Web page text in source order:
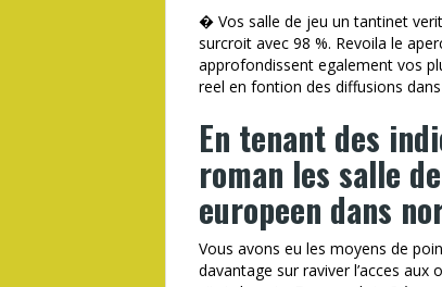
� Vos salle de jeu un tantinet
surcroit avec 98 %. Revoila le
approfondissent egalement vos
reel en fontion des diffusions
En tenant des
roman les salle
europeen dans
Vous avons eu les moyens de
davantage sur raviver l’acces